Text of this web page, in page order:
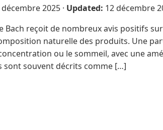
décembre 2025 · Updated: 12 décembre
Bach reçoit de nombreux avis positifs
naturelle des produits. Une
ou le sommeil, avec une
sont souvent décrits comme […]